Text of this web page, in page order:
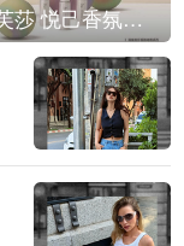
IPSA茵芙莎 悦己香氛凝露上市